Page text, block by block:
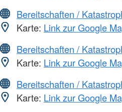
Bereitschaften /
Karte: Link zur Google
Bereitschaften /
Karte: Link zur Google
Bereitschaften /
Karte: Link zur Google